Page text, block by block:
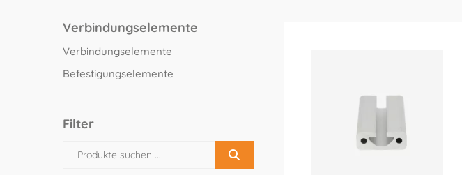
Verbindungselemente
Verbindungselemente
Befestigungselemente
Filter